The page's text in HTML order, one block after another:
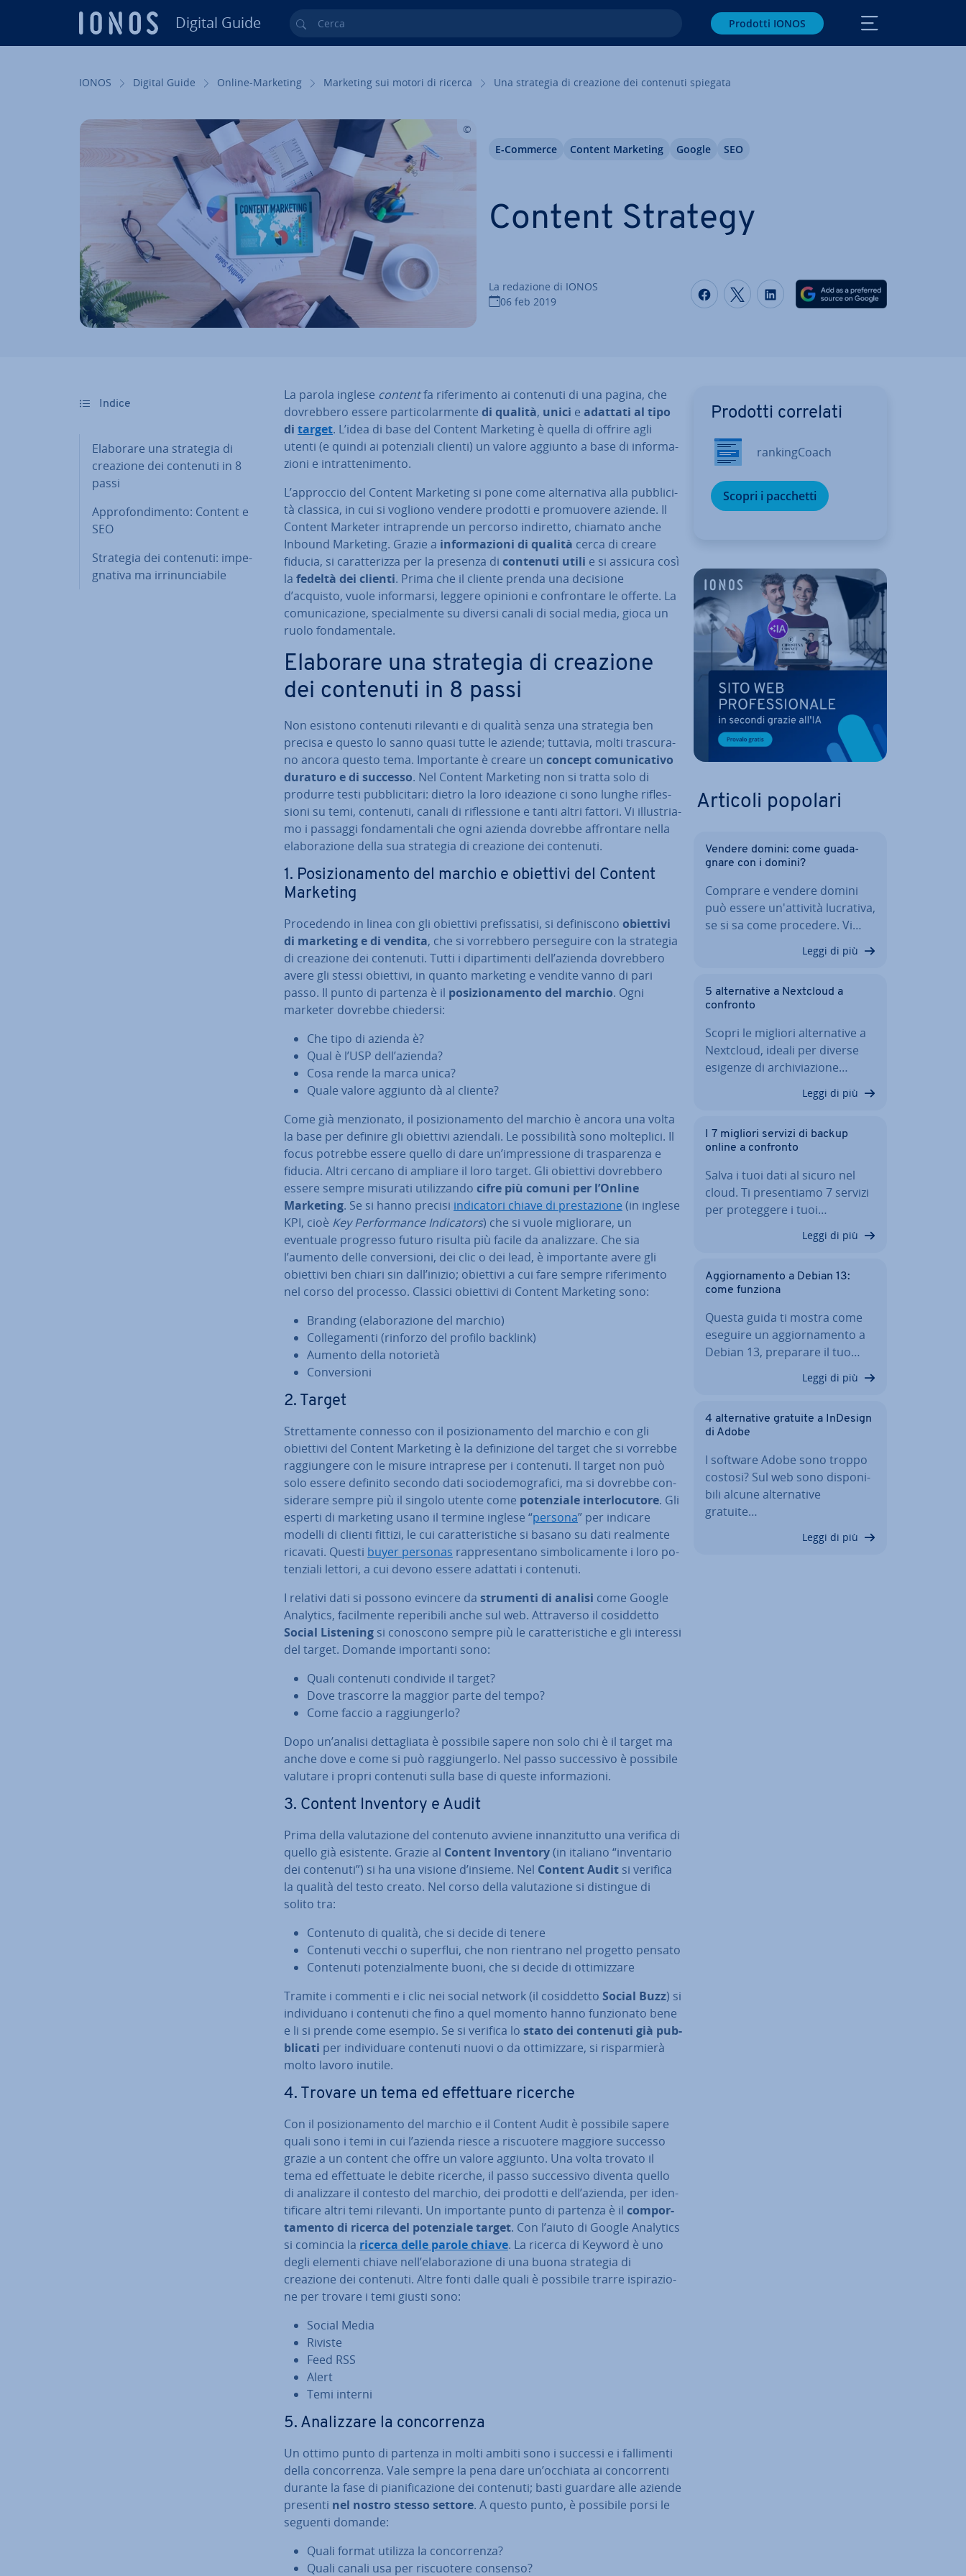
Digital Guide Cerca Prodotti IONOS
IONOS Digital Guide Online-Marketing Marketing sui motori di ricerca Una strategia di creazione dei contenuti spiegata
Content Strategy
La redazione di IONOS
06 feb 2019
Condividi via Facebook
Condividi via Twitter
Condividi via LinkedIN
E-Commerce Content Marketing Google SEO
Indice
Elaborare una strategia di
creazione dei contenuti in 8
passi
Ap­pro­fon­di­men­to: Content e
SEO
Strategia dei contenuti: im­pe­
gna­ti­va ma ir­ri­nun­cia­bi­le
La parola inglese contentfa ri­fe­ri­men­to ai contenuti di una pagina, che
do­vreb­be­ro essere par­ti­co­lar­men­te di qualità, unici e adattati al tipo
di target. L’idea di base del Content Marketing è quella di offrire agli
utenti (e quindi ai po­ten­zia­li clienti) un valore aggiunto a base di in­for­ma­
zio­ni e in­trat­te­ni­men­to.
L’approccio del Content Marketing si pone come al­ter­na­ti­va alla pub­bli­ci­
tà classica, in cui si vogliono vendere prodotti e pro­muo­ve­re aziende. Il
Content Marketer in­tra­pren­de un percorso indiretto, chiamato anche
Inbound Marketing. Grazie a in­for­ma­zio­ni di qualità cerca di creare
fiducia, si ca­rat­te­riz­za per la presenza di contenuti utili e si assicura così
la fedeltà dei clienti. Prima che il cliente prenda una decisione
d’acquisto, vuole in­for­mar­si, leggere opinioni e con­fron­ta­re le offerte. La
co­mu­ni­ca­zio­ne, spe­cial­men­te su diversi canali di social media, gioca un
ruolo fon­da­men­ta­le.
Elaborare una strategia di creazione
dei contenuti in 8 passi
Non esistono contenuti rilevanti e di qualità senza una strategia ben
precisa e questo lo sanno quasi tutte le aziende; tuttavia, molti tra­scu­ra­
no ancora questo tema. Im­por­tan­te è creare un concept co­mu­ni­ca­ti­vo
duraturo e di successo. Nel Content Marketing non si tratta solo di
produrre testi pub­bli­ci­ta­ri: dietro la loro ideazione ci sono lunghe ri­fles­
sio­ni su temi, contenuti, canali di ri­fles­sio­ne e tanti altri fattori. Vi il­lu­stria­
mo i passaggi fon­da­men­ta­li che ogni azienda dovrebbe af­fron­ta­re nella
ela­bo­ra­zio­ne della sua strategia di creazione dei contenuti.
1. Po­si­zio­na­men­to del marchio e obiettivi del Content
Marketing
Pro­ce­den­do in linea con gli obiettivi pre­fis­sa­ti­si, si de­fi­ni­sco­no obiettivi
di marketing e di vendita, che si vor­reb­be­ro per­se­gui­re con la strategia
di creazione dei contenuti. Tutti i di­par­ti­men­ti dell’azienda do­vreb­be­ro
avere gli stessi obiettivi, in quanto marketing e vendite vanno di pari
passo. Il punto di partenza è il po­si­zio­na­men­to del marchio. Ogni
marketer dovrebbe chiedersi:
Che tipo di azienda è?
Qual è l’USP dell’azienda?
Cosa rende la marca unica?
Quale valore aggiunto dà al cliente?
Come già men­zio­na­to, il po­si­zio­na­men­to del marchio è ancora una volta
la base per definire gli obiettivi aziendali. Le pos­si­bi­li­tà sono mol­te­pli­ci. Il
focus potrebbe essere quello di dare un’im­pres­sio­ne di tra­spa­ren­za e
fiducia. Altri cercano di ampliare il loro target. Gli obiettivi do­vreb­be­ro
essere sempre misurati uti­liz­zan­do cifre più comuni per l’Online
Marketing. Se si hanno precisi in­di­ca­to­ri chiave di pre­sta­zio­ne (in inglese
KPI, cioè Key Per­for­man­ce In­di­ca­tors) che si vuole mi­glio­ra­re, un
eventuale progresso futuro risulta più facile da ana­liz­za­re. Che sia
l’aumento delle con­ver­sio­ni, dei clic o dei lead, è im­por­tan­te avere gli
obiettivi ben chiari sin dall’inizio; obiettivi a cui fare sempre ri­fe­ri­men­to
nel corso del processo. Classici obiettivi di Content Marketing sono:
Branding (ela­bo­ra­zio­ne del marchio)
Col­le­ga­men­ti (rinforzo del profilo backlink)
Aumento della notorietà
Con­ver­sio­ni
2. Target
Stret­ta­men­te connesso con il po­si­zio­na­men­to del marchio e con gli
obiettivi del Content Marketing è la de­fi­ni­zio­ne del target che si vorrebbe
rag­giun­ge­re con le misure in­tra­pre­se per i contenuti. Il target non può
solo essere definito secondo dati so­cio­de­mo­gra­fi­ci, ma si dovrebbe con­
si­de­ra­re sempre più il singolo utente come po­ten­zia­le in­ter­lo­cu­to­re. Gli
esperti di marketing usano il termine inglese “persona” per indicare
modelli di clienti fittizi, le cui ca­rat­te­ri­sti­che si basano su dati realmente
ricavati. Questi buyer personas rap­pre­sen­ta­no sim­bo­li­ca­men­te i loro po­
ten­zia­li lettori, a cui devono essere adattati i contenuti.
I relativi dati si possono evincere da strumenti di analisi come Google
Analytics, fa­cil­men­te re­pe­ri­bi­li anche sul web. At­tra­ver­so il co­sid­det­to
Social Listening si conoscono sempre più le ca­rat­te­ri­sti­che e gli interessi
del target. Domande im­por­tan­ti sono:
Quali contenuti condivide il target?
Dove trascorre la maggior parte del tempo?
Come faccio a rag­giun­ger­lo?
Dopo un’analisi det­ta­glia­ta è possibile sapere non solo chi è il target ma
anche dove e come si può rag­giun­ger­lo. Nel passo suc­ces­si­vo è possibile
valutare i propri contenuti sulla base di queste in­for­ma­zio­ni.
3. Content Inventory e Audit
Prima della va­lu­ta­zio­ne del contenuto avviene in­nan­zi­tut­to una verifica di
quello già esistente. Grazie al Content Inventory(in italiano “in­ven­ta­rio
dei contenuti”) si ha una visione d’insieme. Nel Content Audit si verifica
la qualità del testo creato. Nel corso della va­lu­ta­zio­ne si distingue di
solito tra:
Contenuto di qualità, che si decide di tenere
Contenuti vecchi o superflui, che non rientrano nel progetto pensato
Contenuti po­ten­zial­men­te buoni, che si decide di ot­ti­miz­za­re
Tramite i commenti e i clic nei social network (il co­sid­det­to Social Buzz) si
in­di­vi­dua­no i contenuti che fino a quel momento hanno fun­zio­na­to bene
e li si prende come esempio. Se si verifica lo stato dei contenuti già pub­
bli­ca­ti per in­di­vi­dua­re contenuti nuovi o da ot­ti­miz­za­re, si ri­spar­mie­rà
molto lavoro inutile.
4. Trovare un tema ed ef­fet­tua­re ricerche
Con il po­si­zio­na­men­to del marchio e il Content Audit è possibile sapere
quali sono i temi in cui l’azienda riesce a ri­scuo­te­re maggiore successo
grazie a un content che offre un valore aggiunto. Una volta trovato il
tema ed ef­fet­tua­te le debite ricerche, il passo suc­ces­si­vo diventa quello
di ana­liz­za­re il contesto del marchio, dei prodotti e dell’azienda, per iden­
ti­fi­ca­re altri temi rilevanti. Un im­por­tan­te punto di partenza è il com­por­
ta­men­to di ricerca del po­ten­zia­le target. Con l’aiuto di Google Analytics
si comincia la ricerca delle parole chiave. La ricerca di Keyword è uno
degli elementi chiave nell’ela­bo­ra­zio­ne di una buona strategia di
creazione dei contenuti. Altre fonti dalle quali è possibile trarre ispi­ra­zio­
ne per trovare i temi giusti sono:
Social Media
Riviste
Feed RSS
Alert
Temi interni
5. Ana­liz­za­re la con­cor­ren­za
Un ottimo punto di partenza in molti ambiti sono i successi e i fal­li­men­ti
della con­cor­ren­za. Vale sempre la pena dare un’occhiata ai con­cor­ren­ti
durante la fase di pia­ni­fi­ca­zio­ne dei contenuti; basti guardare alle aziende
presenti nel nostro stesso settore. A questo punto, è possibile porsi le
seguenti domande:
Quali format utilizza la con­cor­ren­za?
Quali canali usa per ri­scuo­te­re consenso?
Prodotti correlati
ran­kin­g­Coach
Scopri i pacchetti
Articoli popolari
Vendere domini: come gua­da­
gna­re con i domini?
Comprare e vendere domini
può essere un'at­ti­vi­tà lucrativa,
se si sa come procedere. Vi…
Leggi di più
5 al­ter­na­ti­ve a Nextcloud a
confronto
Scopri le migliori al­ter­na­ti­ve a
Nextcloud, ideali per diverse
esigenze di ar­chi­via­zio­ne…
Leggi di più
I 7 migliori servizi di backup
online a confronto
Salva i tuoi dati al sicuro nel
cloud. Ti pre­sen­tia­mo 7 servizi
per pro­teg­ge­re i tuoi…
Leggi di più
Ag­gior­na­men­to a Debian 13:
come funziona
Questa guida ti mostra come
eseguire un ag­gior­na­men­to a
Debian 13, preparare il tuo…
Leggi di più
4 al­ter­na­ti­ve gratuite a InDesign
di Adobe
I software Adobe sono troppo
costosi? Sul web sono di­spo­ni­
bi­li alcune al­ter­na­ti­ve
gratuite…
Leggi di più